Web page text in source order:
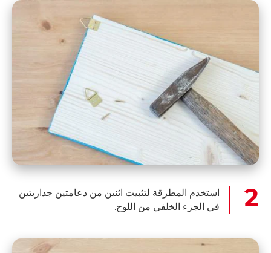
استخدم المطرقة لتثبيت اثنين من دعامتين جداريتين
في الجزء الخلفي من اللوح.